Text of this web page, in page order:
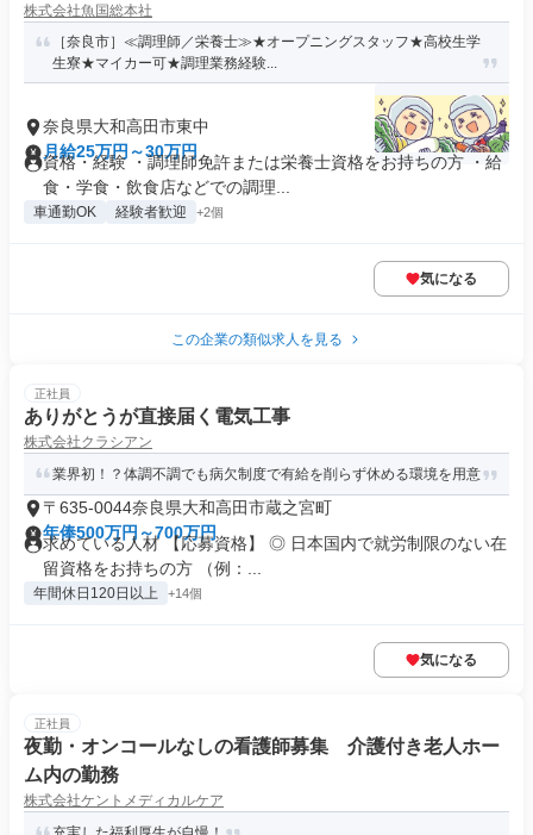
株式会社魚国総本社
［奈良市］≪調理師／栄養士≫★オープニングスタッフ★高校生学
生寮★マイカー可★調理業務経験...
奈良県大和高田市東中
月給25万円～30万円
資格・経験 ・調理師免許または栄養士資格をお持ちの方 ・給
食・学食・飲食店などでの調理...
車通勤OK 経験者歓迎 +2個
気になる
この企業の類似求人を見る
正社員
ありがとうが直接届く電気工事
株式会社クラシアン
業界初！？体調不調でも病欠制度で有給を削らず休める環境を用意
〒635-0044奈良県大和高田市蔵之宮町
年俸500万円～700万円
求めている人材 【応募資格】 ◎ 日本国内で就労制限のない在
留資格をお持ちの方 （例：...
年間休日120日以上 +14個
気になる
正社員
夜勤・オンコールなしの看護師募集 介護付き老人ホー
ム内の勤務
株式会社ケントメディカルケア